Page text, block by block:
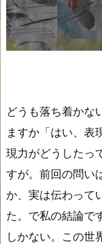
どうも落ち着かな
ますか「はい、表
現力がどうしたっ
すが。前回の問い
か、実は伝わって
た。で私の結論で
しかない。この世